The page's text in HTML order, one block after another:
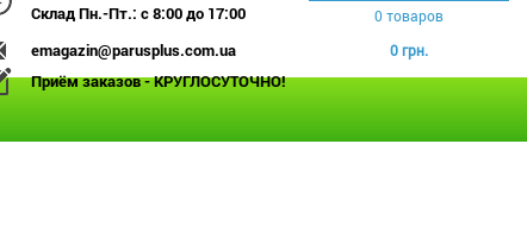
Склад Пн.-Пт.: с 8:00 до 17:00
emagazin@parusplus.com.ua
Приём заказов - КРУГЛОСУТОЧНО!
0 товаров
0 грн.